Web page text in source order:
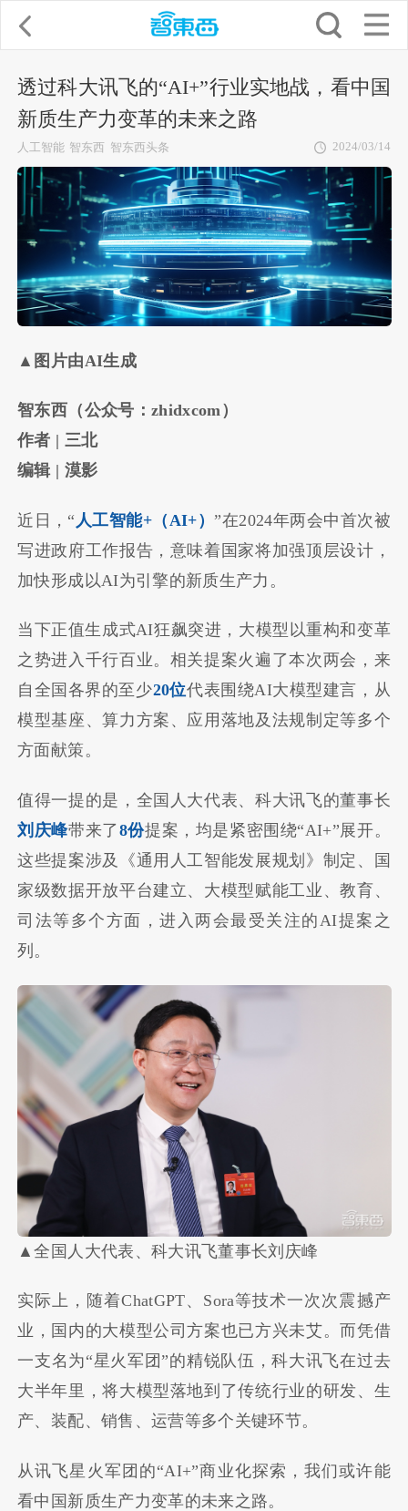
透过科大讯飞的“AI+”行业实地战，看中国
新质生产力变革的未来之路
人工智能 智东西 智东西头条 2024/03/14
▲图片由AI生成
智东西（公众号：zhidxcom）
作者 | 三北
编辑 | 漠影
近日，“ 人工智能+（AI+）”在2024年两会中首次被
写进政府工作报告，意味着国家将加强顶层设计，
加快形成以AI为引擎的新质生产力。
当下正值生成式AI狂飙突进，大模型以重构和变革
之势进入千行百业。相关提案火遍了本次两会，来
自全国各界的至少20位代表围绕AI大模型建言，从
模型基座、算力方案、应用落地及法规制定等多个
方面献策。
值得一提的是，全国人大代表、科大讯飞的董事长
刘庆峰带来了8份提案，均是紧密围绕“AI+”展开。
这些提案涉及《通用人工智能发展规划》制定、国
家级数据开放平台建立、大模型赋能工业、教育、
司法等多个方面，进入两会最受关注的AI提案之
列。
▲全国人大代表、科大讯飞董事长刘庆峰
实际上，随着ChatGPT、Sora等技术一次次震撼产
业，国内的大模型公司方案也已方兴未艾。而凭借
一支名为“星火军团”的精锐队伍，科大讯飞在过去
大半年里，将大模型落地到了传统行业的研发、生
产、装配、销售、运营等多个关键环节。
从讯飞星火军团的“AI+”商业化探索，我们或许能
看中国新质生产力变革的未来之路。